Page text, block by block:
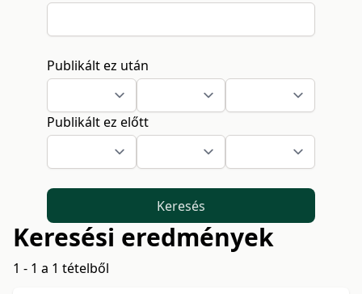
Publikált ez után
Publikált ez előtt
Keresés
Keresési eredmények
1 - 1 a 1 tételből